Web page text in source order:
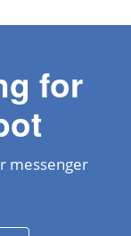
for
messenger